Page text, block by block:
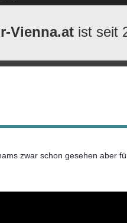
Vienna.at ist seit
zwar schon gesehen aber